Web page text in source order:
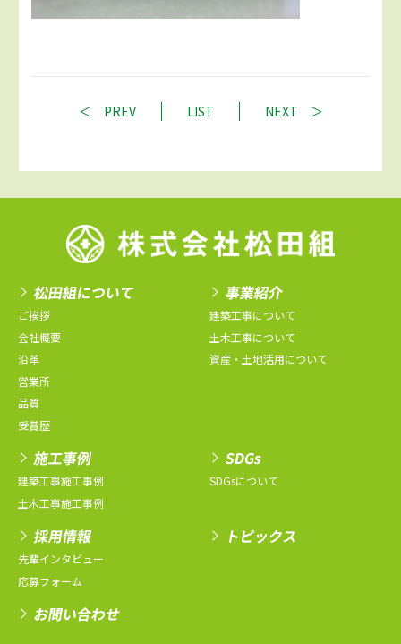
PREV LIST NEXT
松田組について
ご挨拶
会社概要
沿革
営業所
品質
受賞歴
事業紹介
建築工事について
土木工事について
資産・土地活用について
施工事例
建築工事施工事例
土木工事施工事例
SDGs
SDGsについて
採用情報
先輩インタビュー
応募フォーム
トピックス
お問い合わせ